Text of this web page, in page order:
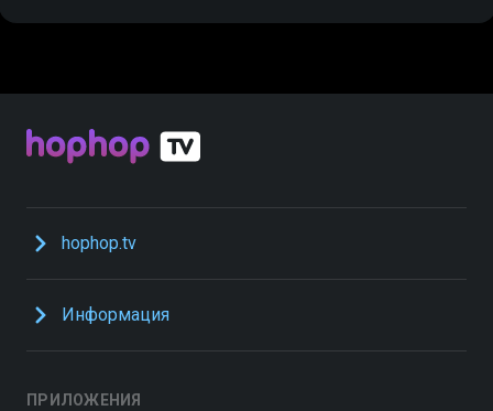
hophop.tv
Информация
ПРИЛОЖЕНИЯ